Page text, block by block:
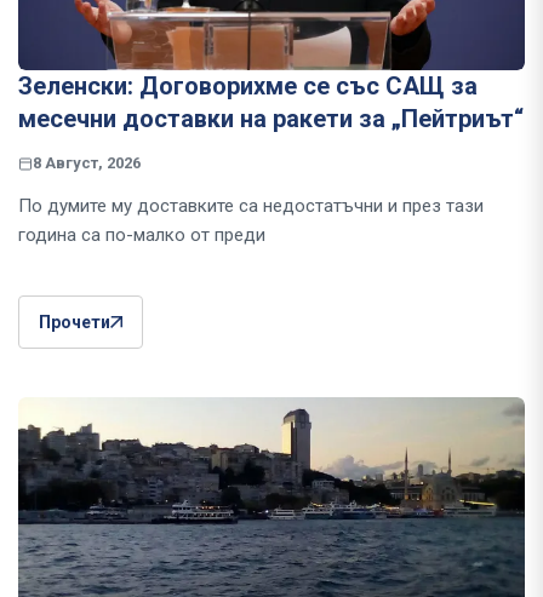
Зеленски: Договорихме се със САЩ за
месечни доставки на ракети за „Пейтриът“
8 Август, 2026
По думите му доставките са недостатъчни и през тази
година са по-малко от преди
Прочети